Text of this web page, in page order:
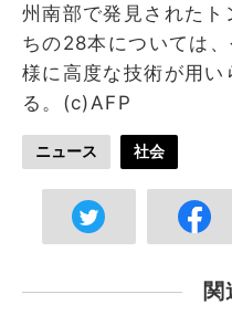
州南部で発見された
ちの28本については
様に高度な技術が用
る。(c)AFP
ニュース 社会
関